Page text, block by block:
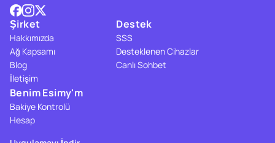
Şirket
Hakkımızda
Ağ Kapsamı
Blog
İletişim
Destek
SSS
Desteklenen Cihazlar
Canlı Sohbet
Benim Esimy'm
Bakiye Kontrolü
Hesap